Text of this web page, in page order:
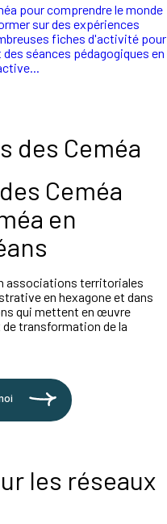
pour comprendre le monde
sur des expériences
fiches d'activité pour
séances pédagogiques en
des Ceméa
Ceméa
en
associations territoriales
en hexagone et dans
qui mettent en œuvre
transformation de la
les réseaux